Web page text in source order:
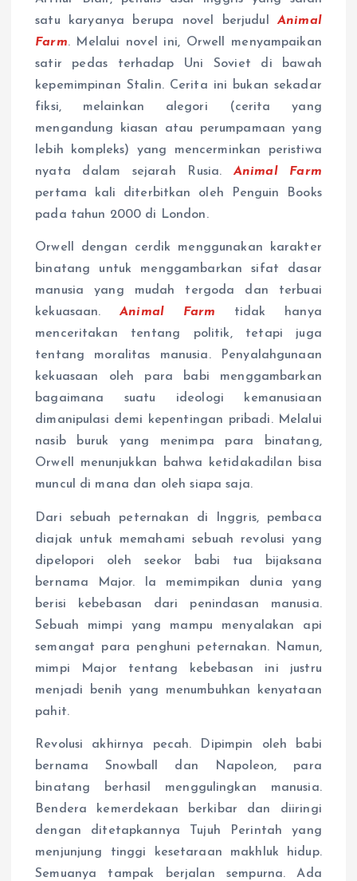
satu karyanya berupa novel berjudulAnimal
Farm. Melalui novel ini, Orwell menyampaikan
satir pedas terhadap Uni Soviet di bawah
kepemimpinan Stalin. Cerita ini bukan sekadar
fiksi, melainkan alegori (cerita yang
mengandung kiasan atau perumpamaan yang
lebih kompleks) yang mencerminkan peristiwa
nyata dalam sejarah Rusia. Animal Farm
pertama kali diterbitkan oleh Penguin Books
pada tahun 2000 di London.
Orwell dengan cerdik menggunakan karakter
binatang untuk menggambarkan sifat dasar
manusia yang mudah tergoda dan terbuai
kekuasaan.Animal Farm tidak hanya
menceritakan tentang politik, tetapi juga
tentang moralitas manusia. Penyalahgunaan
kekuasaan oleh para babi menggambarkan
bagaimana suatu ideologi kemanusiaan
dimanipulasi demi kepentingan pribadi. Melalui
nasib buruk yang menimpa para binatang,
Orwell menunjukkan bahwa ketidakadilan bisa
muncul di mana dan oleh siapa saja.
Dari sebuah peternakan di Inggris, pembaca
diajak untuk memahami sebuah revolusi yang
dipelopori oleh seekor babi tua bijaksana
bernama Major. Ia memimpikan dunia yang
berisi kebebasan dari penindasan manusia.
Sebuah mimpi yang mampu menyalakan api
semangat para penghuni peternakan. Namun,
mimpi Major tentang kebebasan ini justru
menjadi benih yang menumbuhkan kenyataan
pahit.
Revolusi akhirnya pecah. Dipimpin oleh babi
bernama Snowball dan Napoleon, para
binatang berhasil menggulingkan manusia.
Bendera kemerdekaan berkibar dan diiringi
dengan ditetapkannya Tujuh Perintah yang
menjunjung tinggi kesetaraan makhluk hidup.
Semuanya tampak berjalan sempurna. Ada